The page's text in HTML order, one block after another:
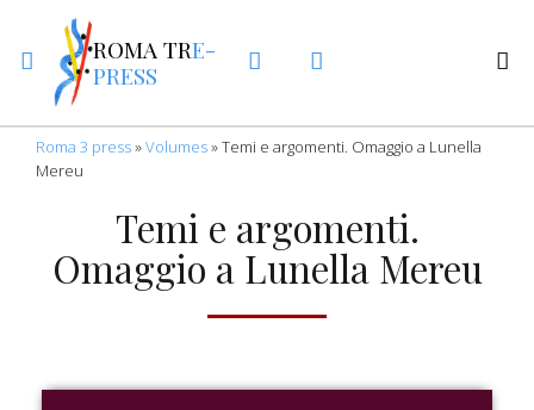
ROMA TRE-
PRESS
Roma 3 press»Volumes»Temi e argomenti. Omaggio a Lunella
Mereu
Temi e argomenti.
Omaggio a Lunella Mereu